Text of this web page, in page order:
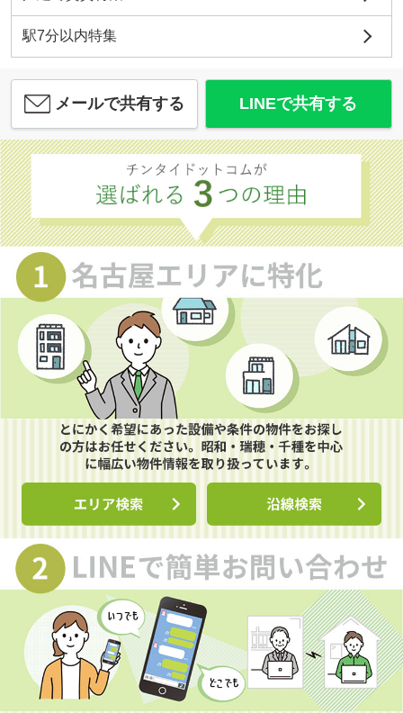
駅7分以内特集
メールで共有する LINEで共有する